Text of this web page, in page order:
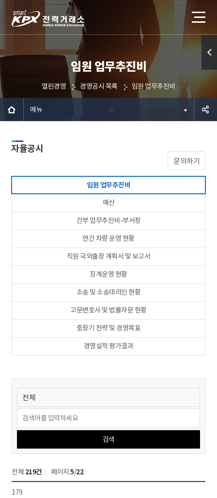
임원 업무추진비
열린경영 경영공시 목록 임원 업무추진비
메뉴
기
문의하기
자율공시
임원 업무추진비
예산
간부 업무추진비-부서장
연간 차량 운영 현황
직원 국외출장 계획서 및 보고서
징계운영 현황
소송 및 소송대리인 현황
고문변호사 및 법률자문 현황
중장기 전략 및 경영목표
경영실적 평가결과
검색
전체 219건 페이지 5/22
179